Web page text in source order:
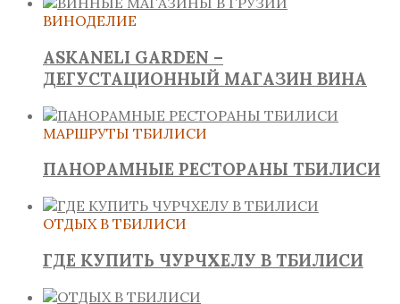
ВИНОДЕЛИЕ
ASKANELI GARDEN –
ДЕГУСТАЦИОННЫЙ МАГАЗИН ВИНА
МАРШРУТЫ ТБИЛИСИ
ПАНОРАМНЫЕ РЕСТОРАНЫ ТБИЛИСИ
ОТДЫХ В ТБИЛИСИ
ГДЕ КУПИТЬ ЧУРЧХЕЛУ В ТБИЛИСИ